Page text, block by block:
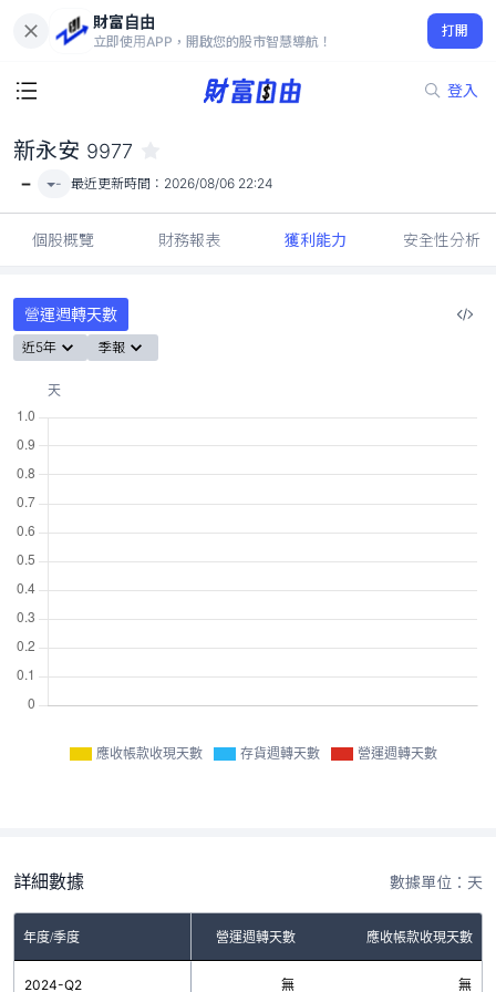
財富自由
立即使用APP，開啟您的股市智慧導航！
打開
登入
-
新永安 9977
- - 最近更新時間： 2026/08/06 22:24
個股概覽 財務報表 獲利能力 安全性分析
營運週轉天數
近5年 季報
應收帳款收現天數 存貨週轉天數 營運週轉天數
詳細數據 數據單位：天
年度/季度
存貨週轉天數 營運週轉天數 應收帳款收現天數
2024-Q2 無 無